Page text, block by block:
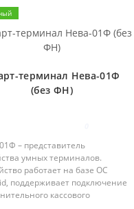
терминал Нева-01Ф
(без ФН)
– представитель
умных терминалов.
работает на базе ОС
поддерживает подключение
кассового